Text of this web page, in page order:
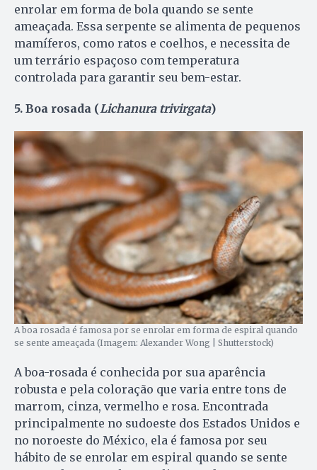
enrolar em forma de bola quando se sente
ameaçada. Essa serpente se alimenta de pequenos
mamíferos, como ratos e coelhos, e necessita de
um terrário espaçoso com temperatura
controlada para garantir seu bem-estar.
5. Boa rosada ( Lichanura trivirgata)
A boa rosada é famosa por se enrolar em forma de espiral quando
se sente ameaçada (Imagem: Alexander Wong | Shutterstock)
A boa-rosada é conhecida por sua aparência
robusta e pela coloração que varia entre tons de
marrom, cinza, vermelho e rosa. Encontrada
principalmente no sudoeste dos Estados Unidos e
no noroeste do México, ela é famosa por seu
hábito de se enrolar em espiral quando se sente